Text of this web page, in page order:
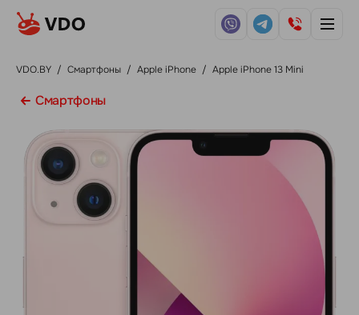
VDO.BY / Смартфоны / Apple iPhone / Apple iPhone 13 Mini
Смартфоны